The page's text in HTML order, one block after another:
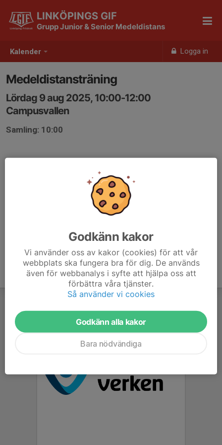
Kalender Logga in
LINKÖPINGS GIF
Grupp Junior & Senior Medeldistans
Medeldistansträning
Lördag 9 aug 2025, 10:00-12:00
Campusvallen
Samling: 10:00
Godkänn kakor
Vi använder oss av kakor (cookies) för att vår
webbplats ska fungera bra för dig. De används
även för webbanalys i syfte att hjälpa oss att
förbättra våra tjänster.
Så använder vi cookies
Godkänn alla kakor
Bara nödvändiga